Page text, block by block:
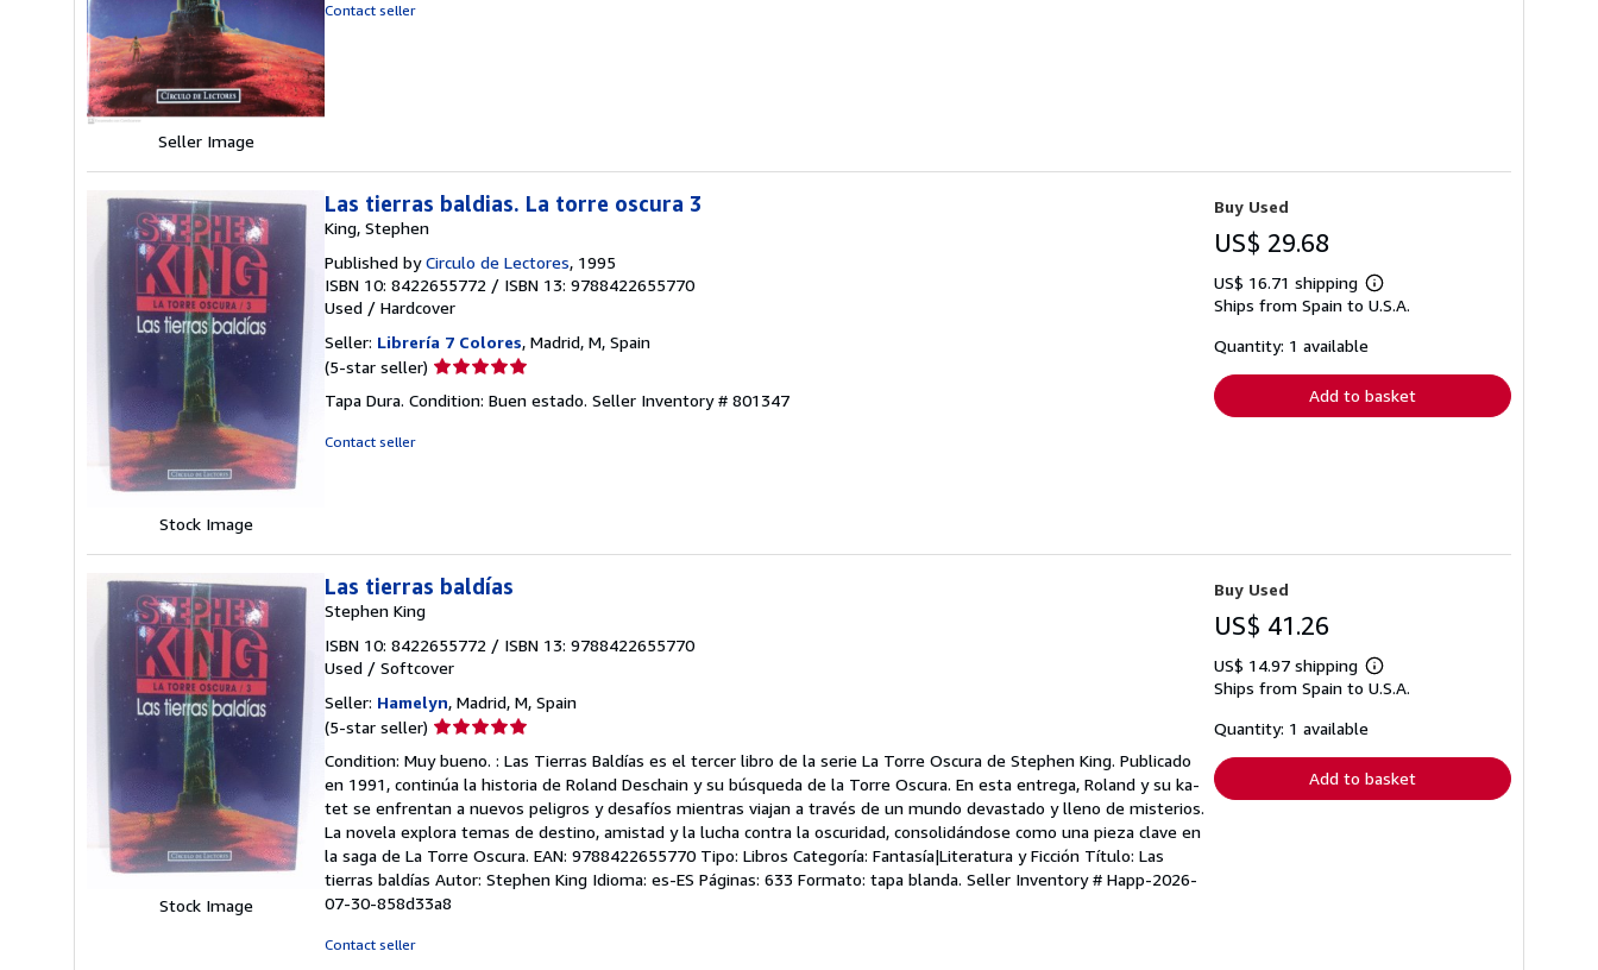
Seller Image
Contact seller
Stock Image
Las tierras baldias. La torre oscura 3
King, Stephen
Published byCirculo de Lectores, 1995
ISBN 10: 8422655772 / ISBN 13: 9788422655770
Used / Hardcover
Seller: Librería 7 Colores, Madrid, M, Spain
(5-star seller) Seller
5
Tapa Dura. Condition: Buen estado. Seller Inventory # 801347
Contact seller
Buy Used
US$ 29.68
US$ 16.71 shipping
Learn
more
Ships from Spain to U.S.A.
Quantity: 1 available
Add to basket
Stock Image
Las tierras baldías
Stephen King
ISBN 10: 8422655772 / ISBN 13: 9788422655770
Used / Softcover
Seller: Hamelyn, Madrid, M, Spain
(5-star seller) Seller
5
out
of
5
stars
Condition: Muy bueno. : Las Tierras Baldías es el tercer libro de la serie La Torre Oscura de Stephen King. Publicado
en 1991, continúa la historia de Roland Deschain y su búsqueda de la Torre Oscura. En esta entrega, Roland y su ka-
tet se enfrentan a nuevos peligros y desafíos mientras viajan a través de un mundo devastado y lleno de misterios.
La novela explora temas de destino, amistad y la lucha contra la oscuridad, consolidándose como una pieza clave en
la saga de La Torre Oscura. EAN: 9788422655770 Tipo: Libros Categoría: Fantasía|Literatura y Ficción Título: Las
tierras baldías Autor: Stephen King Idioma: es-ES Páginas: 633 Formato: tapa blanda. Seller Inventory # Happ-2026-
07-30-858d33a8
Contact seller
Buy Used
US$ 41.26
US$ 14.97 shipping
Learn
more
Ships from Spain to U.S.A.
Quantity: 1 available
Add to basket